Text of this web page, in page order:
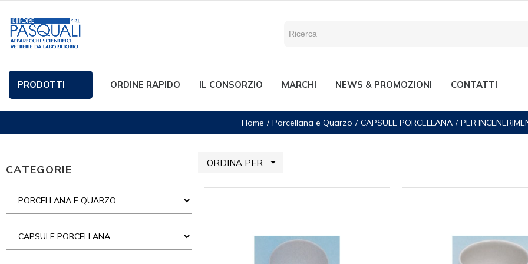
PRODOTTI ORDINE RAPIDO IL CONSORZIO MARCHI NEWS & PROMOZIONI CONTATTI
Home Porcellana e Quarzo CAPSULE PORCELLANA PER
CATEGORIE ORDINA PER 